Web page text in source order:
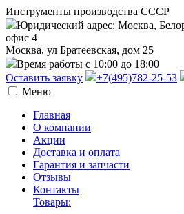
Инструменты производства СССР
Юридический адрес: Москва,
офис 4
Москва, ул Братеевская, дом 25
Время работы с 10:00 до 18:00
Оставить заявку
+7(495)782-25-53
Меню
Главная
О компании
Акции
Доставка и оплата
Гарантия и запчасти
Отзывы
Контакты
Товары: